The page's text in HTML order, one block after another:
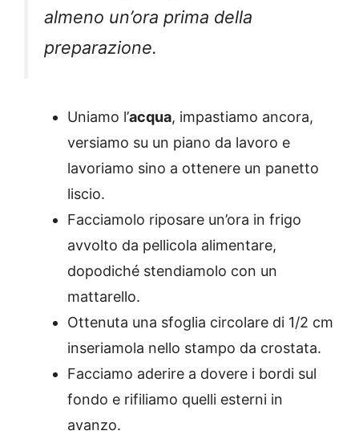
almeno un’ora prima della
preparazione.
Uniamo l’acqua, impastiamo ancora,
versiamo su un piano da lavoro e
lavoriamo sino a ottenere un panetto
liscio.
Facciamolo riposare un’ora in frigo
avvolto da pellicola alimentare,
dopodiché stendiamolo con un
mattarello.
Ottenuta una sfoglia circolare di 1/2 cm
inseriamola nello stampo da crostata.
Facciamo aderire a dovere i bordi sul
fondo e rifiliamo quelli esterni in
avanzo.